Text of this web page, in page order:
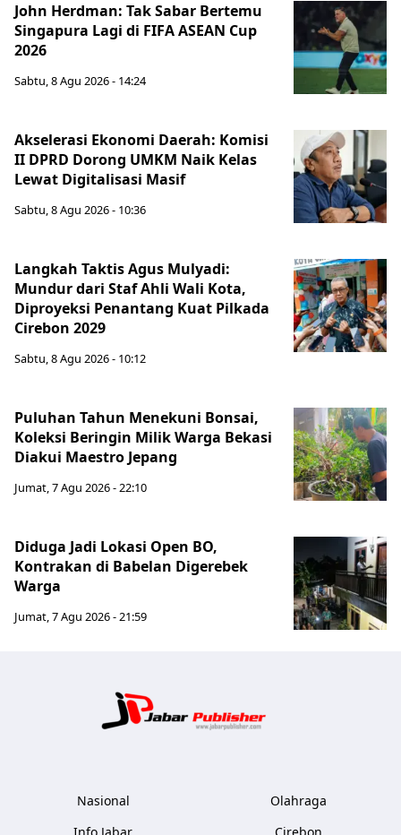
John Herdman: Tak Sabar Bertemu
Singapura Lagi di FIFA ASEAN Cup
2026
Sabtu, 8 Agu 2026 - 14:24
Akselerasi Ekonomi Daerah: Komisi
II DPRD Dorong UMKM Naik Kelas
Lewat Digitalisasi Masif
Sabtu, 8 Agu 2026 - 10:36
Langkah Taktis Agus Mulyadi:
Mundur dari Staf Ahli Wali Kota,
Diproyeksi Penantang Kuat Pilkada
Cirebon 2029
Sabtu, 8 Agu 2026 - 10:12
Puluhan Tahun Menekuni Bonsai,
Koleksi Beringin Milik Warga Bekasi
Diakui Maestro Jepang
Jumat, 7 Agu 2026 - 22:10
Diduga Jadi Lokasi Open BO,
Kontrakan di Babelan Digerebek
Warga
Jumat, 7 Agu 2026 - 21:59
Nasional
Olahraga